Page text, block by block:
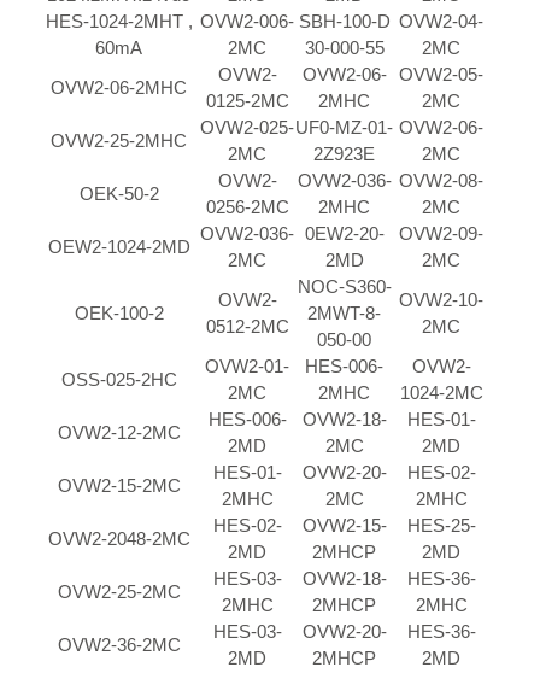
HES-1024-2MHT ,
60mA
OVW2-006-
2MC
SBH-100-D
30-000-55
OVW2-04-
2MC
OVW2-06-2MHC
OVW2-
0125-2MC
OVW2-06-
2MHC
OVW2-05-
2MC
OVW2-25-2MHC
OVW2-025-
2MC
UF0-MZ-01-
2Z923E
OVW2-06-
2MC
OEK-50-2
OVW2-
0256-2MC
OVW2-036-
2MHC
OVW2-08-
2MC
OEW2-1024-2MD
OVW2-036-
2MC
0EW2-20-
2MD
OVW2-09-
2MC
OEK-100-2
OVW2-
0512-2MC
NOC-S360-
2MWT-8-
050-00
OVW2-10-
2MC
OSS-025-2HC
OVW2-01-
2MC
HES-006-
2MHC
OVW2-
1024-2MC
OVW2-12-2MC
HES-006-
2MD
OVW2-18-
2MC
HES-01-
2MD
OVW2-15-2MC
HES-01-
2MHC
OVW2-20-
2MC
HES-02-
2MHC
OVW2-2048-2MC
HES-02-
2MD
OVW2-15-
2MHCP
HES-25-
2MD
OVW2-25-2MC
HES-03-
2MHC
OVW2-18-
2MHCP
HES-36-
2MHC
OVW2-36-2MC
HES-03-
2MD
OVW2-20-
2MHCP
HES-36-
2MD